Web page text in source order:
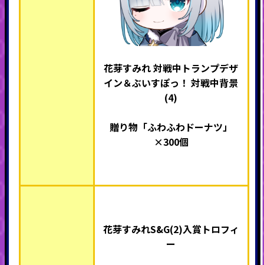
花芽すみれ 対戦中トランプデザ
イン＆ぶいすぽっ！ 対戦中背景
(4)
贈り物「ふわふわドーナツ」
×300個
花芽すみれS&G(2)入賞トロフィ
ー